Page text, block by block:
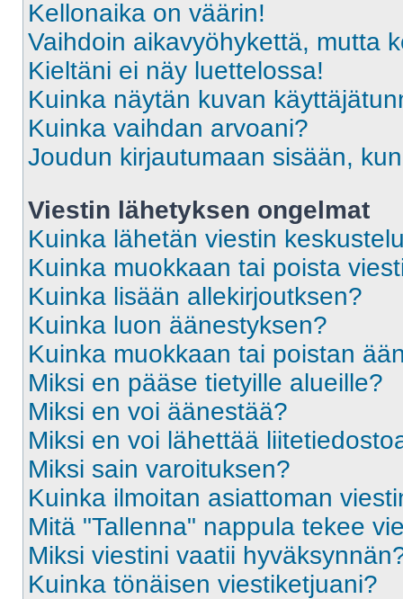
Kellonaika on väärin!
Vaihdoin aikavyöhykettä, mutta
Kieltäni ei näy luettelossa!
Kuinka näytän kuvan
Kuinka vaihdan arvoani?
Joudun kirjautumaan sisään,
Viestin lähetyksen ongelmat
Kuinka lähetän viestin
Kuinka muokkaan tai poista
Kuinka lisään allekirjoutksen?
Kuinka luon äänestyksen?
Kuinka muokkaan tai poistan
Miksi en pääse tietyille alueille?
Miksi en voi äänestää?
Miksi en voi lähettää
Miksi sain varoituksen?
Kuinka ilmoitan asiattoman
Mitä "Tallenna" nappula tekee
Miksi viestini vaatii
Kuinka tönäisen viestiketjuani?